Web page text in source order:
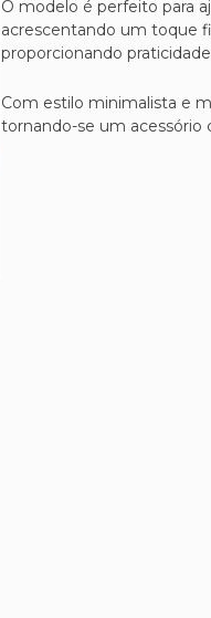
O modelo é perfeito para
acrescentando um toque
proporcionando
Com estilo minimalista e
tornando-se um acessório